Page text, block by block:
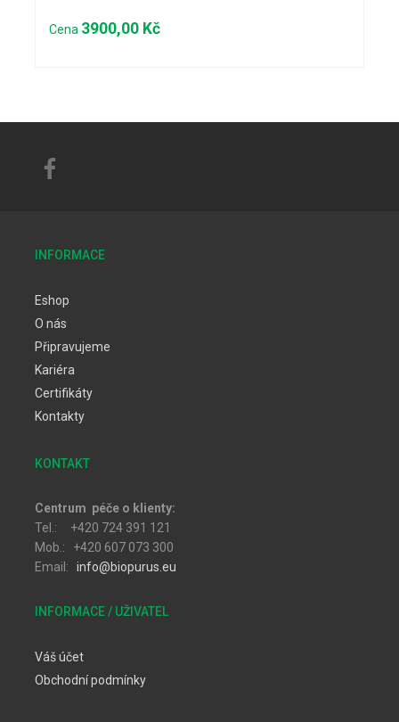
Cena 3900,00 Kč
INFORMACE
Eshop
O nás
Připravujeme
Kariéra
Certifikáty
Kontakty
KONTAKT
Centrum péče o klienty:
Tel.: +420 724 391 121
Mob.: +420 607 073 300
Email: info@biopurus.eu
INFORMACE / UŽIVATEL
Váš účet
Obchodní podmínky